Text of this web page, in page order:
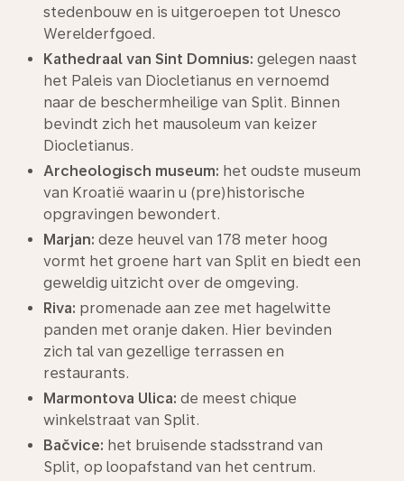
stedenbouw en is uitgeroepen tot Unesco
Werelderfgoed.
Kathedraal van Sint Domnius: gelegen naast
het Paleis van Diocletianus en vernoemd
naar de beschermheilige van Split. Binnen
bevindt zich het mausoleum van keizer
Diocletianus.
Archeologisch museum: het oudste museum
van Kroatië waarin u (pre)historische
opgravingen bewondert.
Marjan: deze heuvel van 178 meter hoog
vormt het groene hart van Split en biedt een
geweldig uitzicht over de omgeving.
Riva: promenade aan zee met hagelwitte
panden met oranje daken. Hier bevinden
zich tal van gezellige terrassen en
restaurants.
Marmontova Ulica: de meest chique
winkelstraat van Split.
Bačvice: het bruisende stadsstrand van
Split, op loopafstand van het centrum.